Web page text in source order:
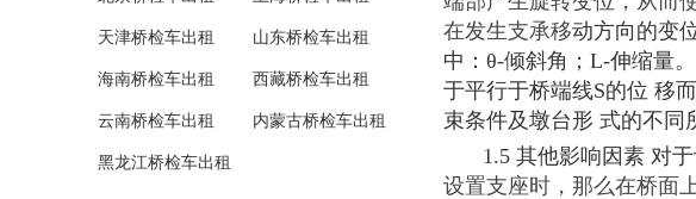
天津桥检车出租 山东桥检车出租
海南桥检车出租 西藏桥检车出租
云南桥检车出租 内蒙古桥检车出租
黑龙江桥检车出租
在发生支承移动方向的变
中：θ-倾斜角；L-伸缩量
于平行于桥端线S的位 移
束条件及墩台形 式的不同
1.5 其他影响因素 对
设置支座时，那么在桥面